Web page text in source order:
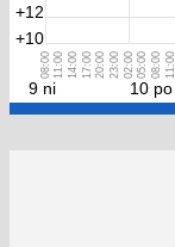
9 ni
08:0011:00 14:00 17:0020:00 23:00
10 po
02:0005:00 08:00 11:00
+10
+12